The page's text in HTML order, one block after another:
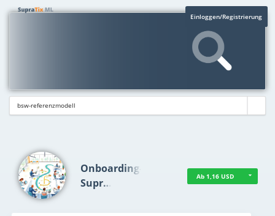
Einloggen/Registrierung
Onboarding-
Supr…
Ab 1,16 USD